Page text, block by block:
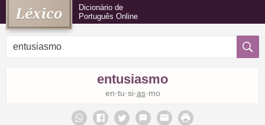
Dicionário de
Português Online
entusiasmo
en·tu·si·as·mo